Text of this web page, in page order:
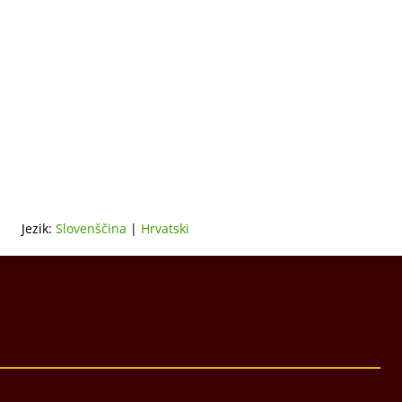
Jezik: Slovenščina | Hrvatski